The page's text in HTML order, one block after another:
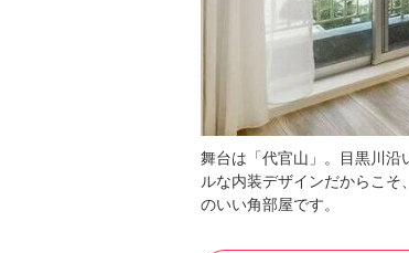
舞台は「代官山」。目黒川沿
ルな内装デザインだからこ
のいい角部屋です。